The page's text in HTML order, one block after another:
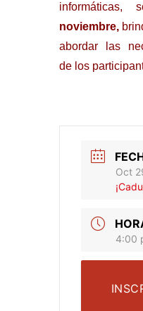
noviembre,
abordar las
de los
Oct
4:00